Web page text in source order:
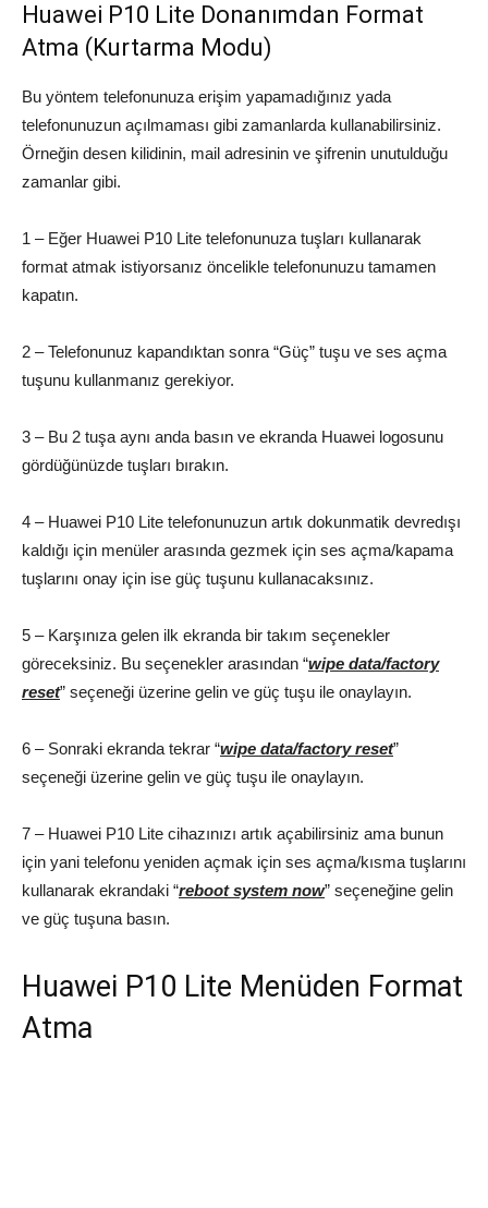
Huawei P10 Lite Donanımdan Format
Atma (Kurtarma Modu)
Bu yöntem telefonunuza erişim yapamadığınız yada
telefonunuzun açılmaması gibi zamanlarda kullanabilirsiniz.
Örneğin desen kilidinin, mail adresinin ve şifrenin unutulduğu
zamanlar gibi.
1 – Eğer Huawei P10 Lite telefonunuza tuşları kullanarak
format atmak istiyorsanız öncelikle telefonunuzu tamamen
kapatın.
2 – Telefonunuz kapandıktan sonra “Güç” tuşu ve ses açma
tuşunu kullanmanız gerekiyor.
3 – Bu 2 tuşa aynı anda basın ve ekranda Huawei logosunu
gördüğünüzde tuşları bırakın.
4 – Huawei P10 Lite telefonunuzun artık dokunmatik devredışı
kaldığı için menüler arasında gezmek için ses açma/kapama
tuşlarını onay için ise güç tuşunu kullanacaksınız.
5 – Karşınıza gelen ilk ekranda bir takım seçenekler
göreceksiniz. Bu seçenekler arasından “wipe data/factory
reset” seçeneği üzerine gelin ve güç tuşu ile onaylayın.
6 – Sonraki ekranda tekrar “wipe data/factory reset”
seçeneği üzerine gelin ve güç tuşu ile onaylayın.
7 – Huawei P10 Lite cihazınızı artık açabilirsiniz ama bunun
için yani telefonu yeniden açmak için ses açma/kısma tuşlarını
kullanarak ekrandaki “reboot system now” seçeneğine gelin
ve güç tuşuna basın.
Huawei P10 Lite Menüden Format
Atma